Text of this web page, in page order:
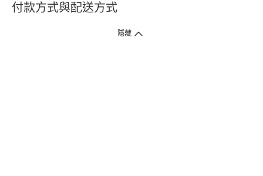
付款方式與配送方式
隱藏